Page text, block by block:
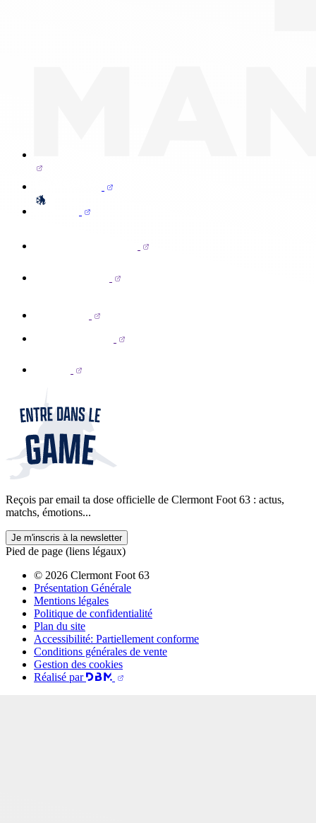
Reçois par email ta dose officielle de Clermont Foot 63 : actus,
matchs, émotions...
Je m'inscris à la newsletter
Pied de page (liens légaux)
© 2026 Clermont Foot 63
Présentation Générale
Mentions légales
Politique de confidentialité
Plan du site
Accessibilité: Partiellement conforme
Conditions générales de vente
Gestion des cookies
Réalisé par